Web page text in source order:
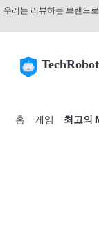
우리는 리뷰하는 브랜드
TechRobot
홈 게임 최고의